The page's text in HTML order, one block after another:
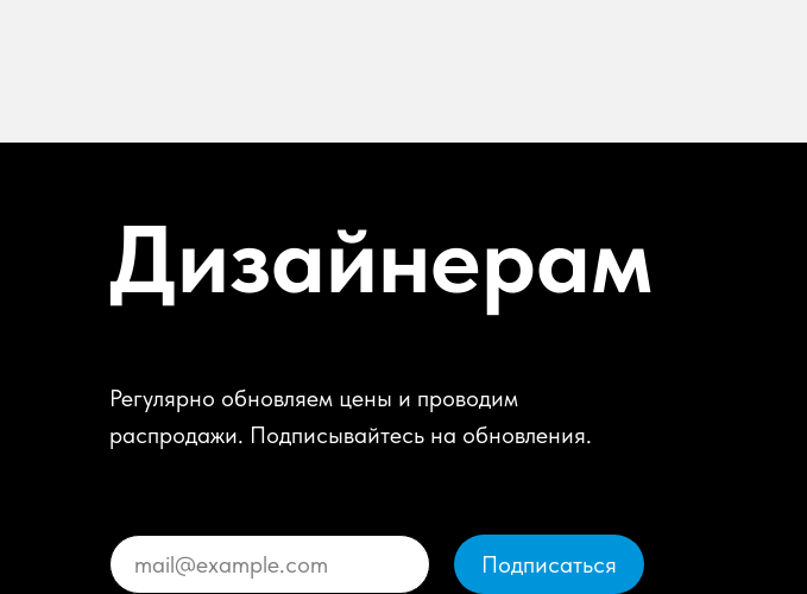
Дизайнерам
Регулярно обновляем цены и проводим
распродажи. Подписывайтесь на обновления.
Подписаться